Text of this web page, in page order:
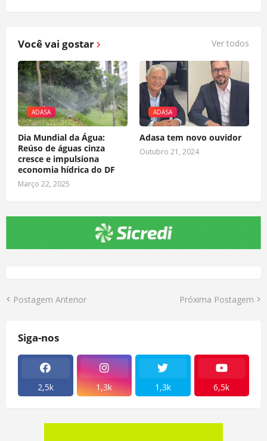
Você vai gostar Ver todos
ADASA
Dia Mundial da Água:
Reúso de águas cinza
cresce e impulsiona
economia hídrica do DF
Março 22, 2025
ADASA
Adasa tem novo ouvidor
Outubro 21, 2024
Postagem Anterior Próxima Postagem
Siga-nos
2,5k 1,3k 1,3k 6,5k